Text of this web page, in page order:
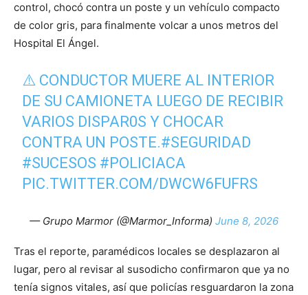
control, chocó contra un poste y un vehículo compacto
de color gris, para finalmente volcar a unos metros del
Hospital El Ángel.
⚠️ CONDUCTOR MUERE AL INTERIOR
DE SU CAMIONETA LUEGO DE RECIBIR
VARIOS DISPAR0S Y CHOCAR
CONTRA UN POSTE.#SEGURIDAD
#SUCESOS #POLICIACA
PIC.TWITTER.COM/DWCW6FUFRS
— Grupo Marmor (@Marmor_Informa) June 8, 2026
Tras el reporte, paramédicos locales se desplazaron al
lugar, pero al revisar al susodicho confirmaron que ya no
tenía signos vitales, así que policías resguardaron la zona